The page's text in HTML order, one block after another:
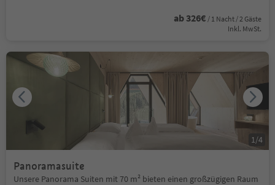
ab 326€ / 1 Nacht / 2 Gäste
Inkl. MwSt.
Panoramasuite
Unsere Panorama Suiten mit 70 m² bieten einen großzügigen Raum
1 /4